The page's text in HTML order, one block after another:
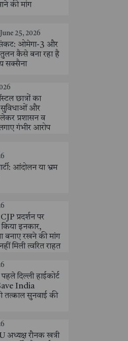
की मांग
June 25, 2026
संकट: ओमेगा-3 और
कैसे बना रहा है
सक्सैना
छात्रों का
सुविधाओं और
लेकर प्रशासन व
लगाए गंभीर आरोप
आंदोलन या भ्रम
प्रदर्शन पर
इनकार,
बनाए रखने की मांग
मिली त्वरित राहत
दिल्ली हाईकोर्ट
India
सुनवाई की
अध्यक्ष रौनक खत्री